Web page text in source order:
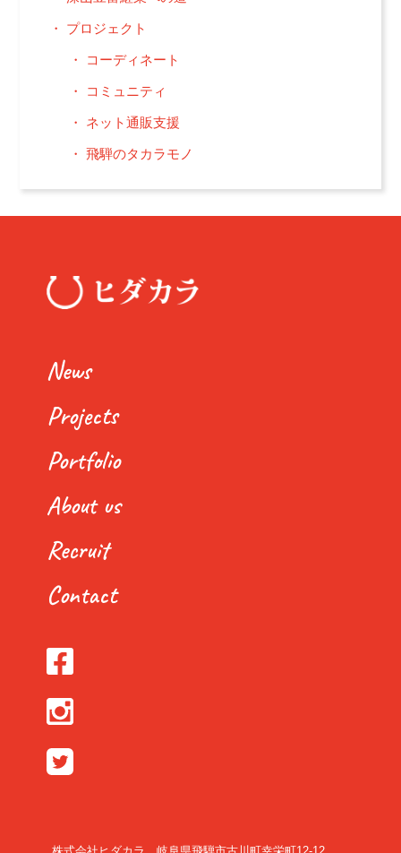
プロジェクト
コーディネート
コミュニティ
ネット通販支援
飛騨のタカラモノ
News
Projects
Portfolio
About us
Recruit
Contact